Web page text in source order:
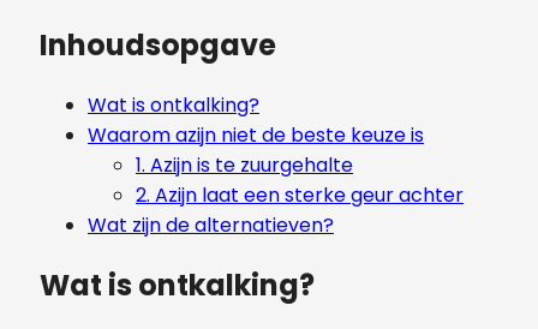
Inhoudsopgave
Wat is ontkalking?
Waarom azijn niet de beste keuze is
1. Azijn is te zuurgehalte
2. Azijn laat een sterke geur achter
Wat zijn de alternatieven?
Wat is ontkalking?